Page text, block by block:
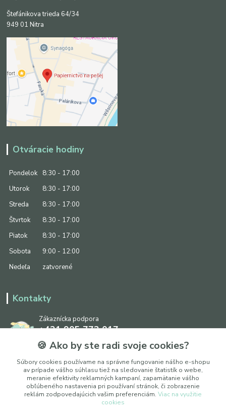
Štefánikova trieda 64/34
949 01 Nitra
Otváracie hodiny
Pondelok
8:30 - 17:00
Utorok
8:30 - 17:00
Streda
8:30 - 17:00
Štvrtok
8:30 - 17:00
Piatok
8:30 - 17:00
Sobota
9:00 - 12:00
Nedeľa
zatvorené
Kontakty
Zákaznícka podpora
+421 905 773 017
(Po-Pia, 8:30 - 17:00, So: 9:00 - 12:00)
info@ipapier.sk
🍪 Ako by ste radi svoje cookies?
Súbory cookies používame na správne fungovanie nášho e-shopu
av prípade vášho súhlasu tiež na sledovanie štatistík o webe,
meranie efektivity reklamných kampaní, zapamätanie vášho
obľúbeného nastavenia pri používaní stránok, či zobrazenie
reklám zodpovedajúcich vašim preferenciám. Viac na využitie
cookies